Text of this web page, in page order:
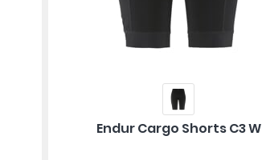
Endur Cargo Shorts C3 W